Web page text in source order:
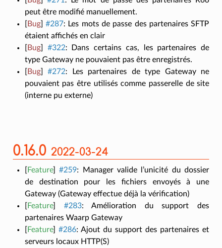
peut être modifié manuellement.
Bug] #287: Les mots de passe des partenaires SFTP
étaient affichés en clair
Bug] #322: Dans certains cas, les partenaires de
type Gateway ne pouvaient pas être enregistrés.
Bug] #272: Les partenaires de type Gateway ne
pouvaient pas être utilisés comme passerelle de site
(interne pu externe)
0.16.0 2022-03-24
[Feature] #259: Manager valide l’unicité du dossier
de destination pour les fichiers envoyés à une
Gateway (Gateway effectue déjà la vérification)
[Feature] #283: Amélioration du support des
partenaires Waarp Gateway
[Feature] #286: Ajout du support des partenaires et
serveurs locaux HTTP(S)